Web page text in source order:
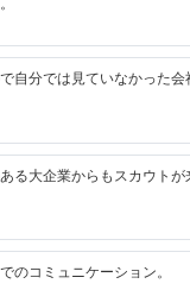
自分では見ていなかった会
る大企業からもスカウトが
のコミュニケーション。